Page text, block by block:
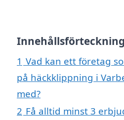
Innehållsförteckning
1 Vad kan ett företag
på häckklippning i
med?
2 Få alltid minst 3